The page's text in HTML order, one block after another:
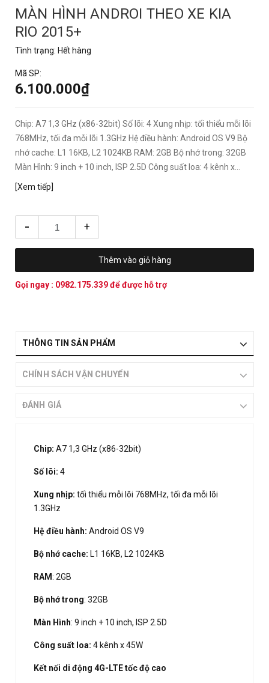
MÀN HÌNH ANDROI THEO XE KIA
RIO 2015+
Tình trạng: Hết hàng
Mã SP:
6.100.000₫
Chip: A7 1,3 GHz (x86-32bit) Số lõi: 4 Xung nhịp: tối thiểu mỗi lõi
768MHz, tối đa mỗi lõi 1.3GHz Hệ điều hành: Android OS V9 Bộ
nhớ cache: L1 16KB, L2 1024KB RAM: 2GB Bộ nhớ trong: 32GB
Màn Hình: 9 inch + 10 inch, ISP 2.5D Công suất loa: 4 kênh x...
[Xem tiếp]
- +
Thêm vào giỏ hàng
Gọi ngay : 0982.175.339để được hỗ trợ
THÔNG TIN SẢN PHẨM
CHÍNH SÁCH VẬN CHUYỂN
ĐÁNH GIÁ
Chip: A7 1,3 GHz (x86-32bit)
Số lõi: 4
Xung nhịp: tối thiểu mỗi lõi 768MHz, tối đa mỗi lõi
1.3GHz
Hệ điều hành: Android OS V9
Bộ nhớ cache: L1 16KB, L2 1024KB
RAM: 2GB
Bộ nhớ trong: 32GB
Màn Hình: 9 inch + 10 inch, ISP 2.5D
Công suất loa: 4 kênh x 45W
Kết nối di động 4G-LTE tốc độ cao